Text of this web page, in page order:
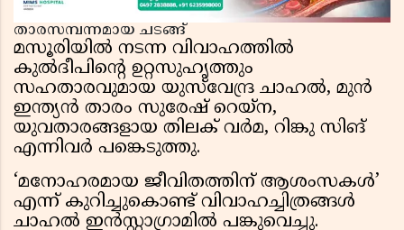
താരസമ്പന്നമായ ചടങ്ങ്
മസൂരിയിൽ നടന്ന വിവാഹത്തിൽ
കുൽദീപിന്റെ ഉറ്റസുഹൃത്തും
സഹതാരവുമായ യുസ്‌വേന്ദ്ര ചാഹൽ, മുൻ
ഇന്ത്യൻ താരം സുരേഷ് റെയ്ന,
യുവതാരങ്ങളായ തിലക് വർമ, റിങ്കു സിങ്
എന്നിവർ പങ്കെടുത്തു.
‘മനോഹരമായ ജീവിതത്തിന് ആശംസകൾ’
എന്ന് കുറിച്ചുകൊണ്ട് വിവാഹച്ചിത്രങ്ങൾ
ചാഹൽ ഇൻസ്റ്റാഗ്രാമിൽ പങ്കുവെച്ചു.